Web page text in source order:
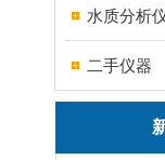
水质分析
二手仪器